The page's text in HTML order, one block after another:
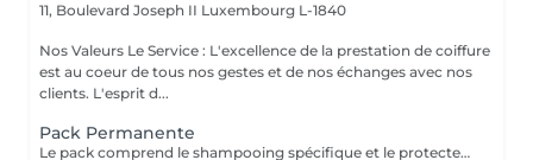
11, Boulevard Joseph II Luxembourg L-1840
Nos Valeurs Le Service : L'excellence de la prestation de coiffure
est au coeur de tous nos gestes et de nos échanges avec nos
clients. L'esprit d...
Pack Permanente
Le pack comprend le shampooing spécifique et le protecteur REDKEN , la permanente avec les produits LOREAL PROFESSIONNEL , le conditionneur REDKEN , le séchage et les produits de styling REDKEN Option Coupe : la coupe IGORANCE (finition sur cheveux secs), le séchage et les produits de styling REDKEN. * Tarifs à titre indicatifs à confirmer après la consultation personnalisée établit auprès de votre coiffeur/stylist/spécialiste * La direction se réserve le droit d’apporter des modifications pour le bon fonctionnement du salon